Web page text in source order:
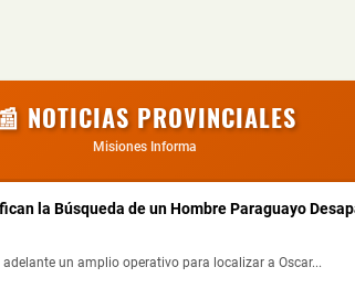
NOTICIAS PROVINCIALES
Misiones Informa
la Búsqueda de un Hombre Paraguayo
un amplio operativo para localizar a Oscar...